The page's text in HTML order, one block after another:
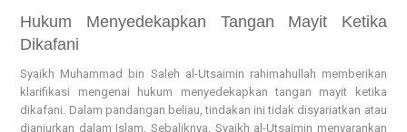
Hukum Menyedekapkan Tangan Mayit Ketika
Dikafani
Syaikh Muhammad bin Saleh al-Utsaimin rahimahullah memberikan
klarifikasi mengenai hukum menyedekapkan tangan mayit ketika
dikafani. Dalam pandangan beliau, tindakan ini tidak disyariatkan atau
dianjurkan dalam Islam. Sebaliknya, Syaikh al-Utsaimin menyarankan